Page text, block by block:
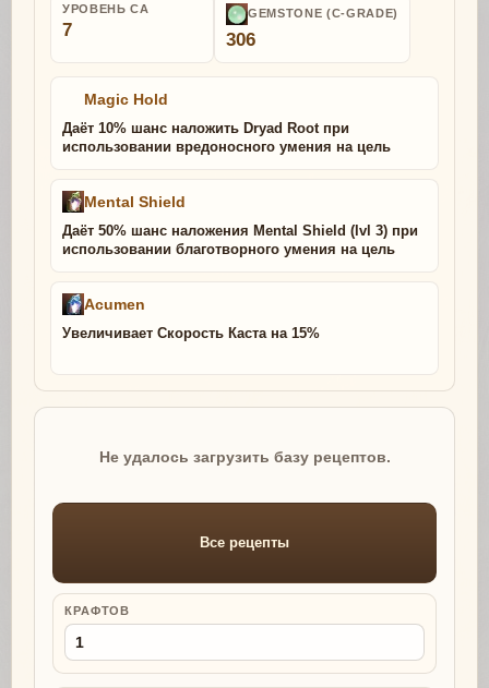
УРОВЕНЬ СА
7
GEMSTONE (C-GRADE)
306
Magic Hold
Даёт 10% шанс наложить Dryad Root при
использовании вредоносного умения на цель
Mental Shield
Даёт 50% шанс наложения Mental Shield (lvl 3) при
использовании благотворного умения на цель
Acumen
Увеличивает Скорость Каста на 15%
Не удалось загрузить базу рецептов.
Все рецепты
КРАФТОВ